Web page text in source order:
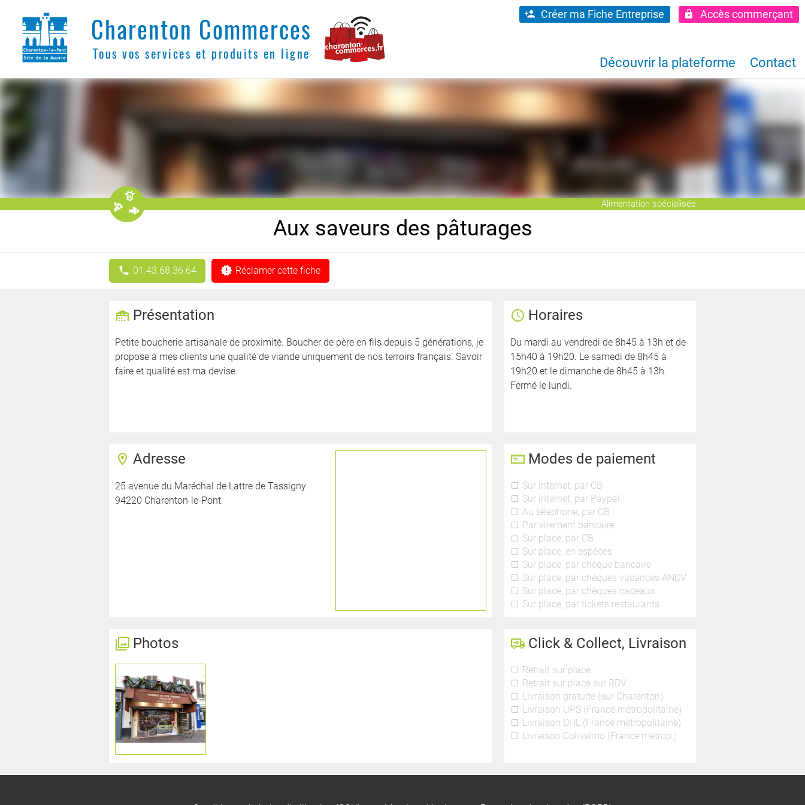
Charenton Commerces
Tous vos services et produits en ligne
Créer ma Fiche Entreprise Accès commerçant
Découvrir la plateforme Contact
󰆚
󱊹 󰈺
Alimentation spécialisée
Aux saveurs des pâturages
01.43.68.36.64 Réclamer cette fiche
Présentation
Petite boucherie artisanale de proximité. Boucher de père en fils depuis 5 générations, je
propose à mes clients une qualité de viande uniquement de nos terroirs français. Savoir
faire et qualité est ma devise.
Horaires
Du mardi au vendredi de 8h45 à 13h et de
15h40 à 19h20. Le samedi de 8h45 à
19h20 et le dimanche de 8h45 à 13h.
Fermé le lundi.
Adresse
25 avenue du Maréchal de Lattre de Tassigny
94220 Charenton-le-Pont
Modes de paiement
Sur internet, par CB
Sur internet, par Paypal
Au téléphone, par CB
Par virement bancaire
Sur place, par CB
Sur place, en espèces
Sur place, par chèque bancaire
Sur place, par chèques vacances ANCV
Sur place, par chèques cadeaux
Sur place, par tickets restaurants
Photos Click & Collect, Livraison
Retrait sur place
Retrait sur place sur RDV
Livraison gratuite (sur Charenton)
Livraison UPS (France métropolitaine)
Livraison DHL (France métropolitaine)
Livraison Colissimo (France métrop.)